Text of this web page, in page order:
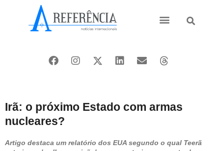
Irã: o próximo Estado com armas
nucleares?
Artigo destaca um relatório dos EUA segundo o qual Teerã